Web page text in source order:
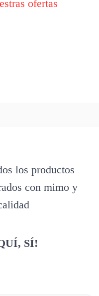
ofertas
los productos
con mimo y
SÍ!